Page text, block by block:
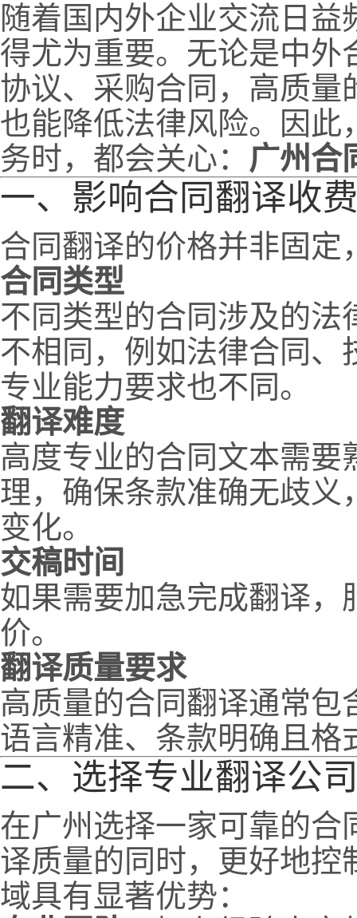
随着国内外企业交流日
得尤为重要。无论是中外
协议、采购合同，高质量
也能降低法律风险。因此
务时，都会关心： 广州合
一、影响合同翻译收
合同翻译的价格并非固定
合同类型
不同类型的合同涉及的
不相同，例如法律合同
专业能力要求也不同。
翻译难度
高度专业的合同文本需
理，确保条款准确无歧义
变化。
交稿时间
如果需要加急完成翻译，
价。
翻译质量要求
高质量的合同翻译通常
语言精准、条款明确且格
二、选择专业翻译公
在广州选择一家可靠的合
译质量的同时，更好地控
域具有显著优势：